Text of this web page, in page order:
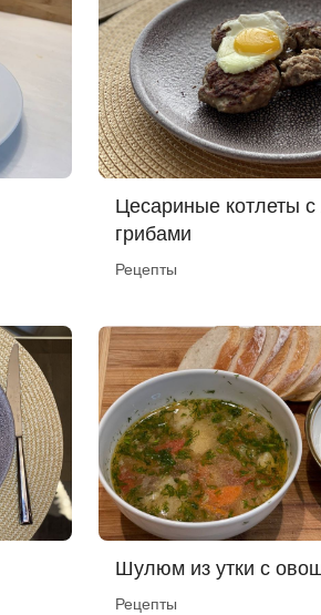
Цесариные котлеты
грибами
Рецепты
Шулюм из утки с
Рецепты